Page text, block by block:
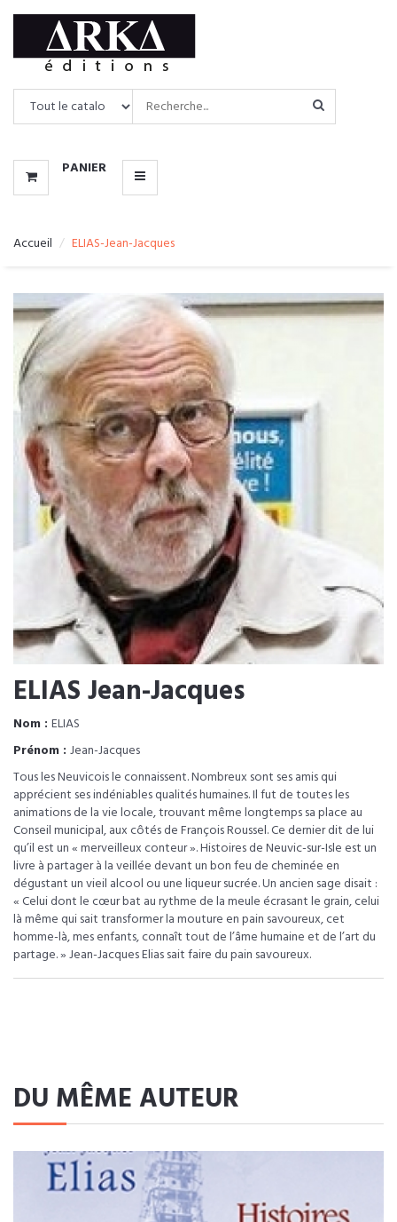
PANIER
CATALOGUE
MENU
Accueil ELIAS-Jean-Jacques
ELIAS Jean-Jacques
Nom : ELIAS
Prénom : Jean-Jacques
Tous les Neuvicois le connaissent. Nombreux sont ses amis qui
apprécient ses indéniables qualités humaines. Il fut de toutes les
animations de la vie locale, trouvant même longtemps sa place au
Conseil municipal, aux côtés de François Roussel. Ce dernier dit de lui
qu’il est un « merveilleux conteur ». Histoires de Neuvic-sur-Isle est un
livre à partager à la veillée devant un bon feu de cheminée en
dégustant un vieil alcool ou une liqueur sucrée. Un ancien sage disait :
« Celui dont le cœur bat au rythme de la meule écrasant le grain, celui
là même qui sait transformer la mouture en pain savoureux, cet
homme-là, mes enfants, connaît tout de l’âme humaine et de l’art du
partage. » Jean-Jacques Elias sait faire du pain savoureux.
DU MÊME AUTEUR